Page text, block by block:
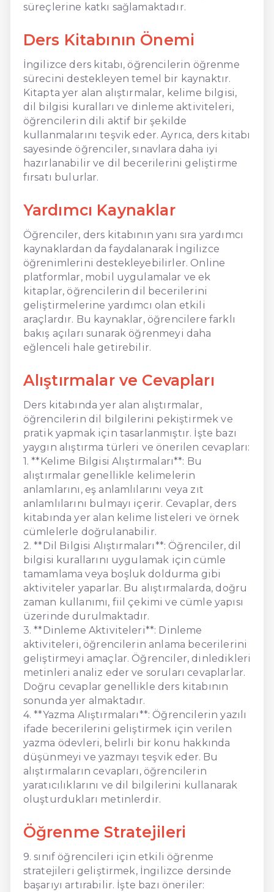
süreçlerine katkı sağlamaktadır.
Ders Kitabının Önemi
İngilizce ders kitabı, öğrencilerin öğrenme
sürecini destekleyen temel bir kaynaktır.
Kitapta yer alan alıştırmalar, kelime bilgisi,
dil bilgisi kuralları ve dinleme aktiviteleri,
öğrencilerin dili aktif bir şekilde
kullanmalarını teşvik eder. Ayrıca, ders kitabı
sayesinde öğrenciler, sınavlara daha iyi
hazırlanabilir ve dil becerilerini geliştirme
fırsatı bulurlar.
Yardımcı Kaynaklar
Öğrenciler, ders kitabının yanı sıra yardımcı
kaynaklardan da faydalanarak İngilizce
öğrenimlerini destekleyebilirler. Online
platformlar, mobil uygulamalar ve ek
kitaplar, öğrencilerin dil becerilerini
geliştirmelerine yardımcı olan etkili
araçlardır. Bu kaynaklar, öğrencilere farklı
bakış açıları sunarak öğrenmeyi daha
eğlenceli hale getirebilir.
Alıştırmalar ve Cevapları
Ders kitabında yer alan alıştırmalar,
öğrencilerin dil bilgilerini pekiştirmek ve
pratik yapmak için tasarlanmıştır. İşte bazı
yaygın alıştırma türleri ve önerilen cevapları:
1. **Kelime Bilgisi Alıştırmaları**: Bu
alıştırmalar genellikle kelimelerin
anlamlarını, eş anlamlılarını veya zıt
anlamlılarını bulmayı içerir. Cevaplar, ders
kitabında yer alan kelime listeleri ve örnek
cümlelerle doğrulanabilir.
2. **Dil Bilgisi Alıştırmaları**: Öğrenciler, dil
bilgisi kurallarını uygulamak için cümle
tamamlama veya boşluk doldurma gibi
aktiviteler yaparlar. Bu alıştırmalarda, doğru
zaman kullanımı, fiil çekimi ve cümle yapısı
üzerinde durulmaktadır.
3. **Dinleme Aktiviteleri**: Dinleme
aktiviteleri, öğrencilerin anlama becerilerini
geliştirmeyi amaçlar. Öğrenciler, dinledikleri
metinleri analiz eder ve soruları cevaplarlar.
Doğru cevaplar genellikle ders kitabının
sonunda yer almaktadır.
4. **Yazma Alıştırmaları**: Öğrencilerin yazılı
ifade becerilerini geliştirmek için verilen
yazma ödevleri, belirli bir konu hakkında
düşünmeyi ve yazmayı teşvik eder. Bu
alıştırmaların cevapları, öğrencilerin
yaratıcılıklarını ve dil bilgilerini kullanarak
oluşturdukları metinlerdir.
Öğrenme Stratejileri
9. sınıf öğrencileri için etkili öğrenme
stratejileri geliştirmek, İngilizce dersinde
başarıyı artırabilir. İşte bazı öneriler: